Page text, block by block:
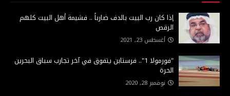
إذا كان رب البيت بالدف ضارباً .. فشيمة أهل البيت كلهم
الرقص
أغسطس 23, 2021
"فورمولا 1".. فرستابن يتفوق في آخر تجارب سباق البحرين
الحرة
نوفمبر 28, 2020